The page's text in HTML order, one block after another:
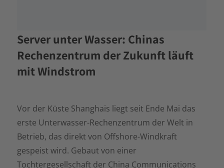
Server unter Wasser: Chinas
Rechenzentrum der Zukunft läuft
mit Windstrom
Vor der Küste Shanghais liegt seit Ende Mai das
erste Unterwasser-Rechenzentrum der Welt in
Betrieb, das direkt von Offshore-Windkraft
gespeist wird. Gebaut von einer
Tochtergesellschaft der China Communications